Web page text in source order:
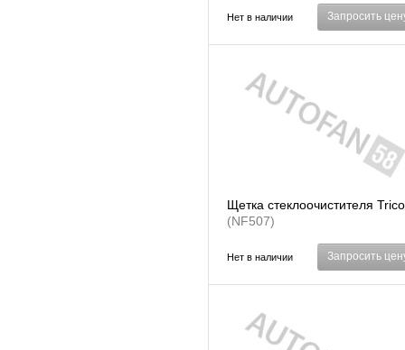
Нет в наличии Запросить
Щетка стеклоочистителя Trico
(NF507)
Нет в наличии Запросить